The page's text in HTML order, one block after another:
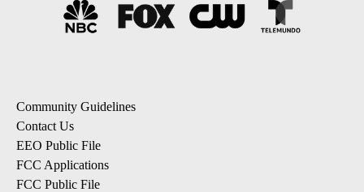
Community Guidelines
Contact Us
EEO Public File
FCC Applications
FCC Public File